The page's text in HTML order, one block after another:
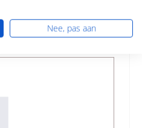
Nee, pas aan